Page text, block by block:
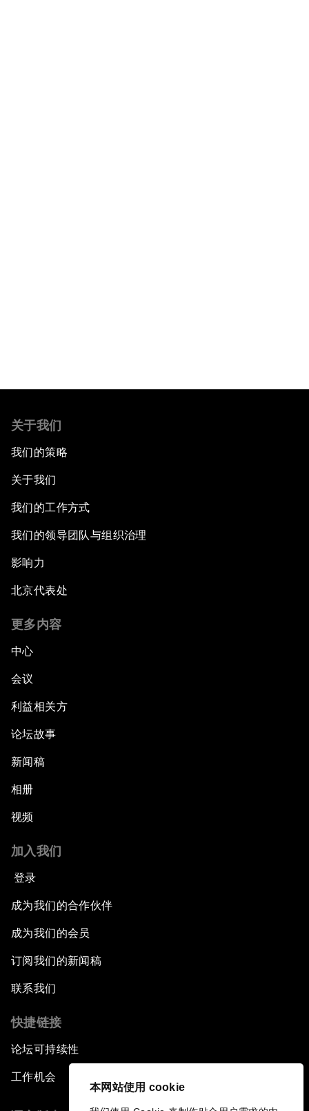
本网站使用 cookie
关于我们
我们的策略
关于我们
我们的工作方式
我们的领导团队与组织治理
影响力
北京代表处
更多内容
中心
会议
利益相关方
论坛故事
新闻稿
相册
视频
加入我们
登录
成为我们的合作伙伴
成为我们的会员
订阅我们的新闻稿
联系我们
快捷链接
论坛可持续性
工作机会